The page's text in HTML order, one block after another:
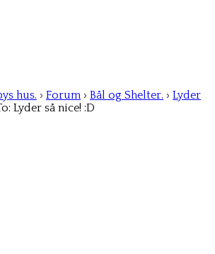
hus. › Forum › Bål og Shelter. › Lyder
Lyder så nice! :D